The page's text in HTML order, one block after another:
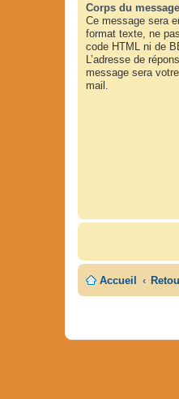
Corps du
Ce message sera
format texte, ne
code HTML ni de
L’adresse de
message sera
mail.
Accueil